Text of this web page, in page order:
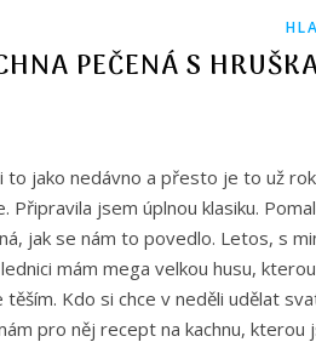
PEČENÁ S
to jako nedávno a přesto je to už
Připravila jsem úplnou klasiku.
jak se nám to povedlo. Letos, s
mám mega velkou husu,
těším. Kdo si chce v neděli udělat
pro něj recept na kachnu,